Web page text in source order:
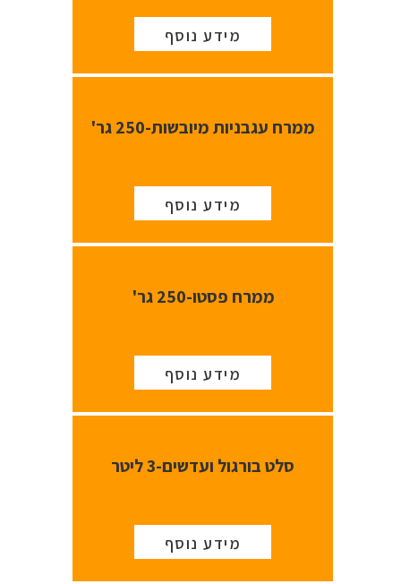
מידע נוסף
ממרח עגבניות מיובשות-250 גר'
מידע נוסף
ממרח פסטו-250 גר'
מידע נוסף
סלט בורגול ועדשים-3 ליטר
מידע נוסף